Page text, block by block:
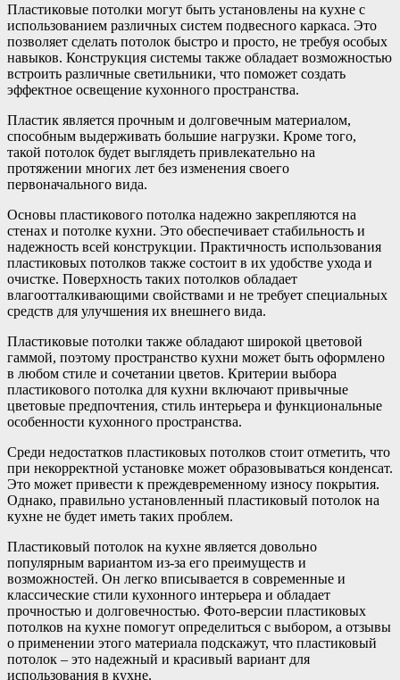
Пластиковые потолки могут быть установлены на кухне с
использованием различных систем подвесного каркаса. Это
позволяет сделать потолок быстро и просто, не требуя особых
навыков. Конструкция системы также обладает возможностью
встроить различные светильники, что поможет создать
эффектное освещение кухонного пространства.
Пластик является прочным и долговечным материалом,
способным выдерживать большие нагрузки. Кроме того,
такой потолок будет выглядеть привлекательно на
протяжении многих лет без изменения своего
первоначального вида.
Основы пластикового потолка надежно закрепляются на
стенах и потолке кухни. Это обеспечивает стабильность и
надежность всей конструкции. Практичность использования
пластиковых потолков также состоит в их удобстве ухода и
очистке. Поверхность таких потолков обладает
влагоотталкивающими свойствами и не требует специальных
средств для улучшения их внешнего вида.
Пластиковые потолки также обладают широкой цветовой
гаммой, поэтому пространство кухни может быть оформлено
в любом стиле и сочетании цветов. Критерии выбора
пластикового потолка для кухни включают привычные
цветовые предпочтения, стиль интерьера и функциональные
особенности кухонного пространства.
Среди недостатков пластиковых потолков стоит отметить, что
при некорректной установке может образовываться конденсат.
Это может привести к преждевременному износу покрытия.
Однако, правильно установленный пластиковый потолок на
кухне не будет иметь таких проблем.
Пластиковый потолок на кухне является довольно
популярным вариантом из-за его преимуществ и
возможностей. Он легко вписывается в современные и
классические стили кухонного интерьера и обладает
прочностью и долговечностью. Фото-версии пластиковых
потолков на кухне помогут определиться с выбором, а отзывы
о применении этого материала подскажут, что пластиковый
потолок – это надежный и красивый вариант для
использования в кухне.